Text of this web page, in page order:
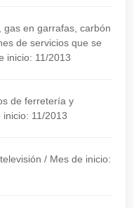
gas en garrafas, carbón
de servicios que se
inicio: 11/2013
de ferretería y
inicio: 11/2013
/ Mes de inicio: